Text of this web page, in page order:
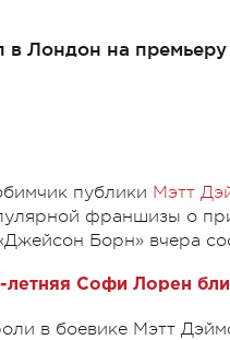
в Лондон на
публики Мэтт
франшизы о
Борн» вчера
летняя Софи Лорен
в боевике Мэтт